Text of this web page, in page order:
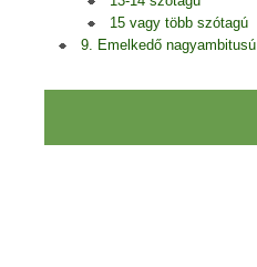
15 vagy több szótagú
9. Emelkedő